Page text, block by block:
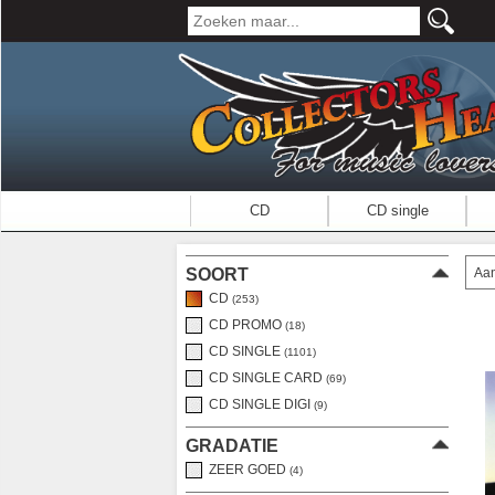
CD CD single
SOORT
CD (253)
CD PROMO (18)
CD SINGLE (1101)
CD SINGLE CARD (69)
CD SINGLE DIGI (9)
GRADATIE
ZEER GOED (4)